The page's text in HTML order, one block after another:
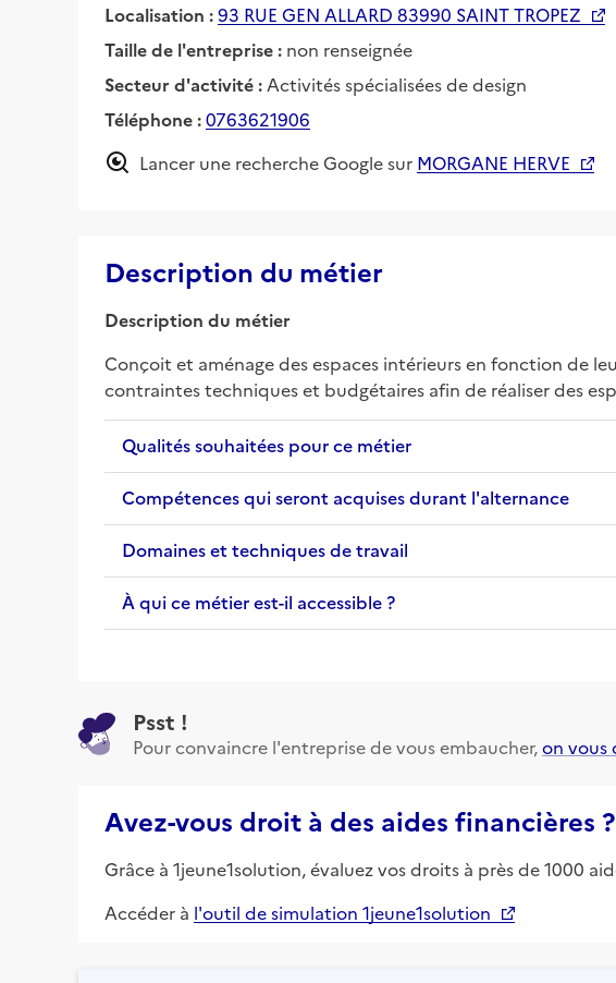
Localisation :93 RUE GEN ALLARD 83990 SAINT TROPEZ
Taille de l'entreprise : non renseignée
Secteur d'activité : Activités spécialisées de design
Téléphone :0763621906
Lancer une recherche Google sur MORGANE HERVE
Description du métier
Description du métier
Conçoit et aménage des espaces intérieurs en fonction de
contraintes techniques et budgétaires afin de réaliser des
Qualités souhaitées pour ce métier
Compétences qui seront acquises durant l'alternance
Domaines et techniques de travail
À qui ce métier est-il accessible ?
Psst !
Pour convaincre l'entreprise de vous embaucher,on vous
Avez-vous droit à des aides financières ?
Grâce à 1jeune1solution, évaluez vos droits à près de 1000
Accéder à l'outil de simulation 1jeune1solution